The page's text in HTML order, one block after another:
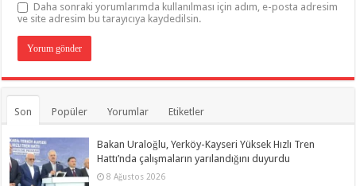
Daha sonraki yorumlarımda kullanılması için adım, e-posta adresim
ve site adresim bu tarayıcıya kaydedilsin.
Son Popüler Yorumlar Etiketler
Bakan Uraloğlu, Yerköy-Kayseri Yüksek Hızlı Tren
Hattı’nda çalışmaların yarılandığını duyurdu
8 Ağustos 2026